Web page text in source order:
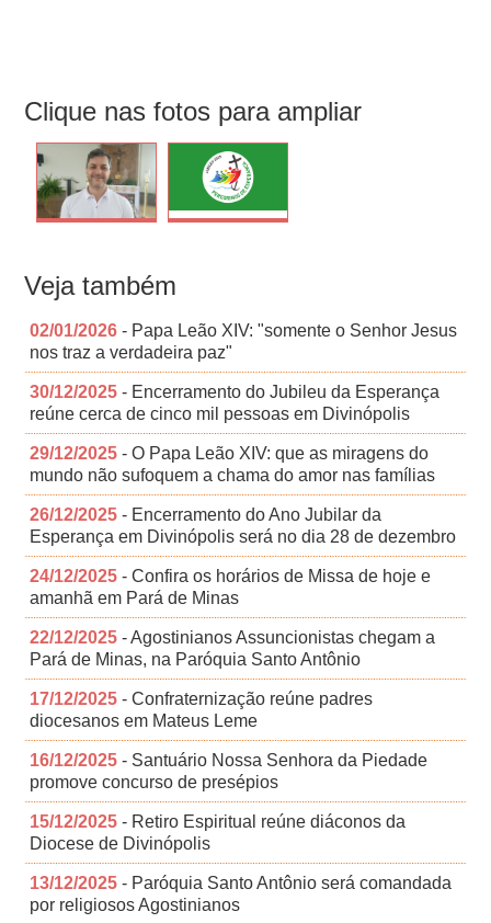
Clique nas fotos para ampliar
Veja também
02/01/2026 - Papa Leão XIV: "somente o Senhor Jesus
nos traz a verdadeira paz"
30/12/2025 - Encerramento do Jubileu da Esperança
reúne cerca de cinco mil pessoas em Divinópolis
29/12/2025 - O Papa Leão XIV: que as miragens do
mundo não sufoquem a chama do amor nas famílias
26/12/2025 - Encerramento do Ano Jubilar da
Esperança em Divinópolis será no dia 28 de dezembro
24/12/2025 - Confira os horários de Missa de hoje e
amanhã em Pará de Minas
22/12/2025 - Agostinianos Assuncionistas chegam a
Pará de Minas, na Paróquia Santo Antônio
17/12/2025 - Confraternização reúne padres
diocesanos em Mateus Leme
16/12/2025 - Santuário Nossa Senhora da Piedade
promove concurso de presépios
15/12/2025 - Retiro Espiritual reúne diáconos da
Diocese de Divinópolis
13/12/2025 - Paróquia Santo Antônio será comandada
por religiosos Agostinianos